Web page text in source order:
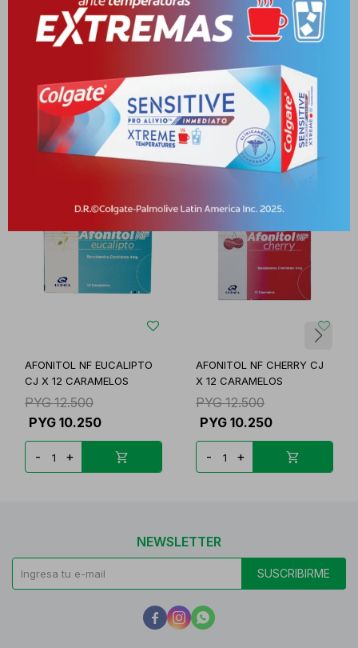
Receta Venta libre
Productos que te pueden interesar
AFONITOL NF EUCALIPTO
CJ X 12 CARAMELOS
PYG 12.500
PYG 10.250
- +
AFONITOL NF CHERRY CJ
X 12 CARAMELOS
PYG 12.500
PYG 10.250
- +
NEWSLETTER
SUSCRIBIRME
  